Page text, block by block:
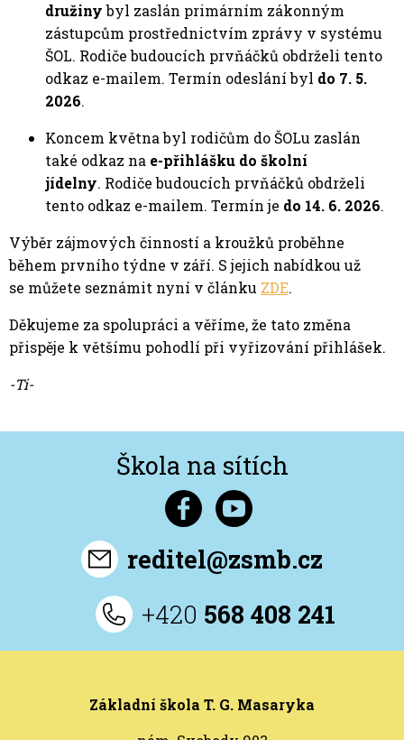
družinybyl zaslán primárním zákonným
zástupcům prostřednictvím zprávy v systému
ŠOL. Rodiče budoucích prvňáčků obdrželi tento
odkaz e-mailem. Termín odeslání byl do 7. 5.
2026.
Koncem května byl rodičům do ŠOLu zaslán
také odkaz na e-přihlášku do školní
jídelny. Rodiče budoucích prvňáčků obdrželi
tento odkaz e-mailem. Termín je do 14. 6. 2026.
Výběr zájmových činností a kroužků proběhne
během prvního týdne v září. S jejich nabídkou už
se můžete seznámit nyní v článku ZDE.
Děkujeme za spolupráci a věříme, že tato změna
přispěje k většímu pohodlí při vyřizování přihlášek.
-Ti-
Škola na sítích
reditel@zsmb.cz
+420 568 408 241
Základní škola T. G. Masaryka